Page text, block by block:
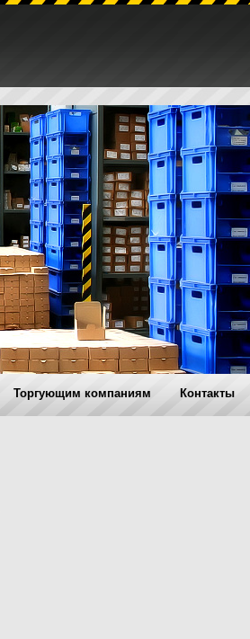
Торгующим компаниям Контакты